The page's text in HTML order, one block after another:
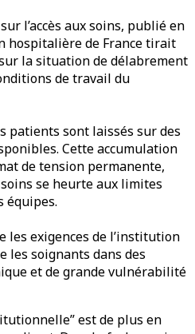
l’accès aux soins, publié en
hospitalière de France tirait
la situation de délabrement
de travail du
patients sont laissés sur des
Cette accumulation
de tension permanente,
se heurte aux limites
équipes.
les exigences de l’institution
les soignants dans des
et de grande vulnérabilité
est de plus en